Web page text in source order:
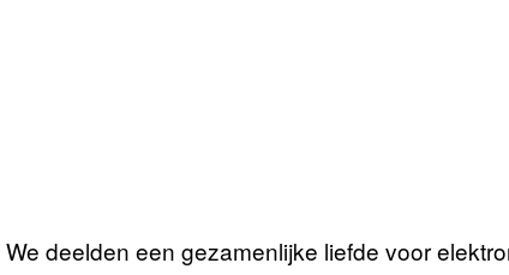
deelden een gezamenlijke liefde voor